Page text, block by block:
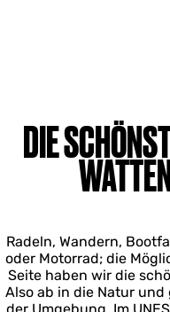
DIE
Radeln, Wandern,
oder Motorrad; die
Seite haben wir die
Also ab in die Natur